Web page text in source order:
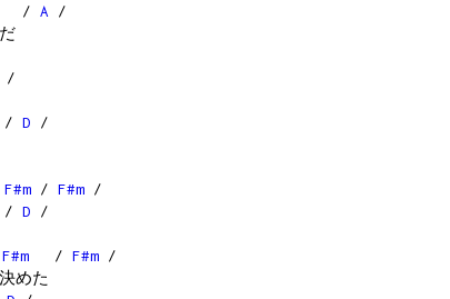
/ A /
/
D /
F#m / F#m /
/ D /
F#m / F#m /
めた